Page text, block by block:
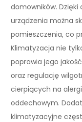
domowników.
urządzenia można
pomieszczenia, co
Klimatyzacja nie
poprawia jego
oraz regulację
cierpiących na
oddechowym.
klimatyzacyjne